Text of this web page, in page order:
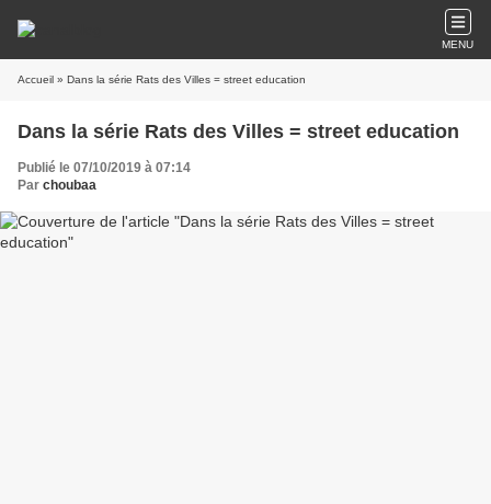
MENU
Accueil » Dans la série Rats des Villes = street education
Dans la série Rats des Villes = street education
Publié le 07/10/2019 à 07:14
Par choubaa